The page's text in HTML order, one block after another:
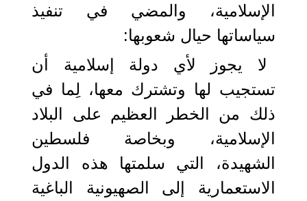
الإسلامية، والمضي في تنفيذ
سياساتها حيال شعوبها:
لا يجوز لأي دولة إسلامية أن
تستجيب لها وتشترك معها، لِما في
ذلك من الخطر العظيم على البلاد
الإسلامية، وبخاصة فلسطين
الشهيدة، التي سلمتها هذه الدول
الاستعمارية إلى الصهيونية الباغية